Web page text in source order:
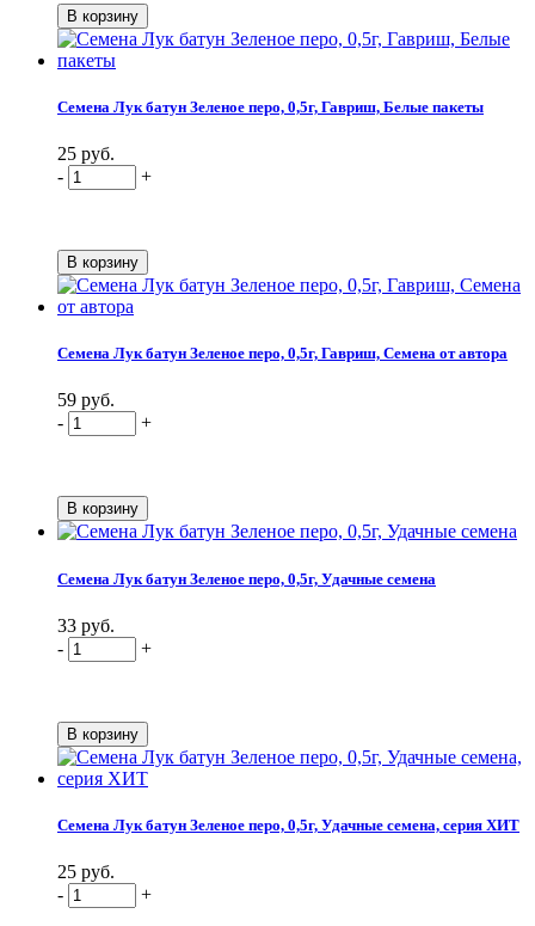
Семена Лук батун Зеленое перо, 0,5г, Гавриш, Белые пакеты
25 руб.
-
+
Семена Лук батун Зеленое перо, 0,5г, Гавриш, Семена от автора
59 руб.
-
+
Семена Лук батун Зеленое перо, 0,5г, Удачные семена
33 руб.
-
+
Семена Лук батун Зеленое перо, 0,5г, Удачные семена, серия ХИТ
25 руб.
-
+